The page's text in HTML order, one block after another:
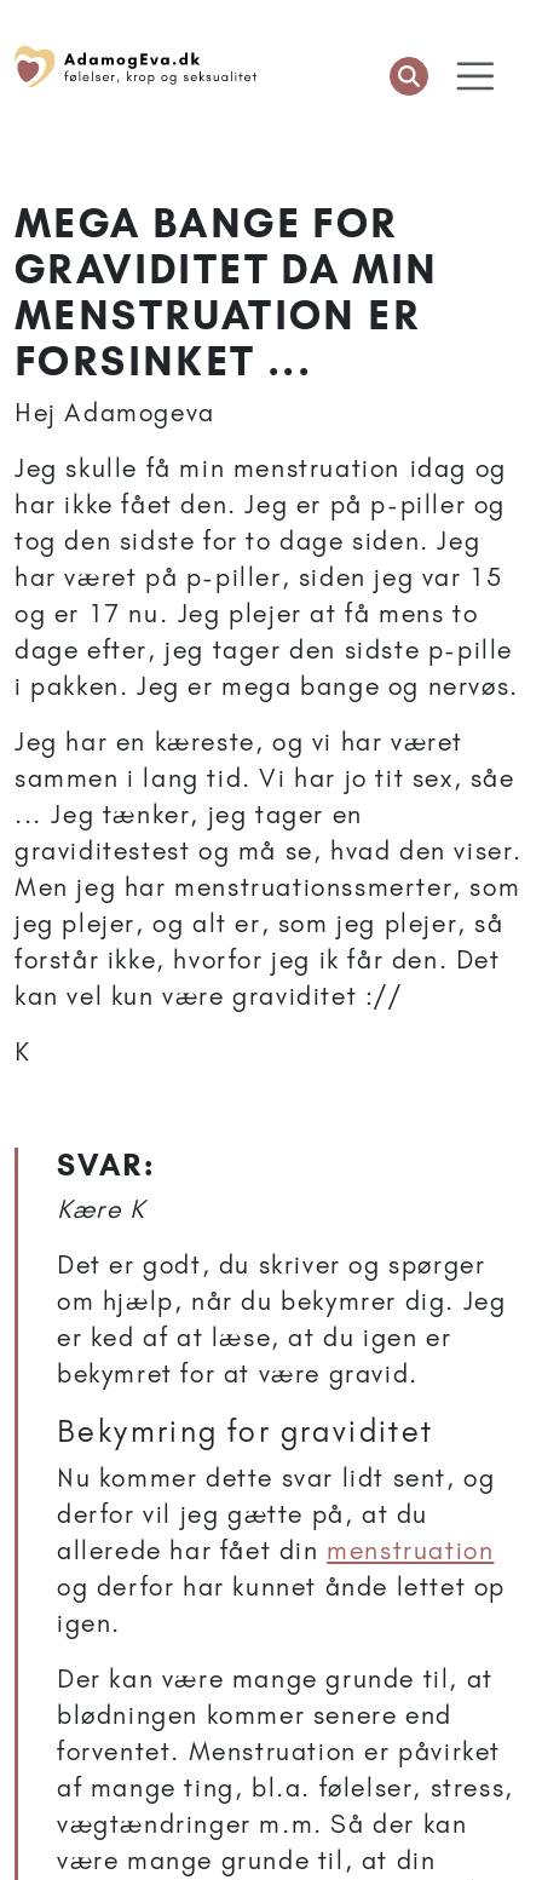
MEGA BANGE FOR
GRAVIDITET DA MIN
MENSTRUATION ER
FORSINKET ...
Hej Adamogeva
Jeg skulle få min menstruation idag og
har ikke fået den. Jeg er på p-piller og
tog den sidste for to dage siden. Jeg
har været på p-piller, siden jeg var 15
og er 17 nu. Jeg plejer at få mens to
dage efter, jeg tager den sidste p-pille
i pakken. Jeg er mega bange og nervøs.
Jeg har en kæreste, og vi har været
sammen i lang tid. Vi har jo tit sex, såe
... Jeg tænker, jeg tager en
graviditestest og må se, hvad den viser.
Men jeg har menstruationssmerter, som
jeg plejer, og alt er, som jeg plejer, så
forstår ikke, hvorfor jeg ik får den. Det
kan vel kun være graviditet ://
K
SVAR:
Kære K
Det er godt, du skriver og spørger
om hjælp, når du bekymrer dig. Jeg
er ked af at læse, at du igen er
bekymret for at være gravid.
Bekymring for graviditet
Nu kommer dette svar lidt sent, og
derfor vil jeg gætte på, at du
allerede har fået din menstruation
og derfor har kunnet ånde lettet op
igen.
Der kan være mange grunde til, at
blødningen kommer senere end
forventet. Menstruation er påvirket
af mange ting, bl.a. følelser, stress,
vægtændringer m.m. Så der kan
være mange grunde til, at din